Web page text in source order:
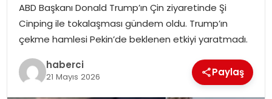
MAGAZIN
SAĞLIK
SIYASET
ABD Başkanı Donald Trump’ın Çin ziyaretinde Şi
Cinping ile tokalaşması gündem oldu. Trump’ın
çekme hamlesi Pekin’de beklenen etkiyi yaratmadı.
haberci
21 Mayıs 2026 Paylaş